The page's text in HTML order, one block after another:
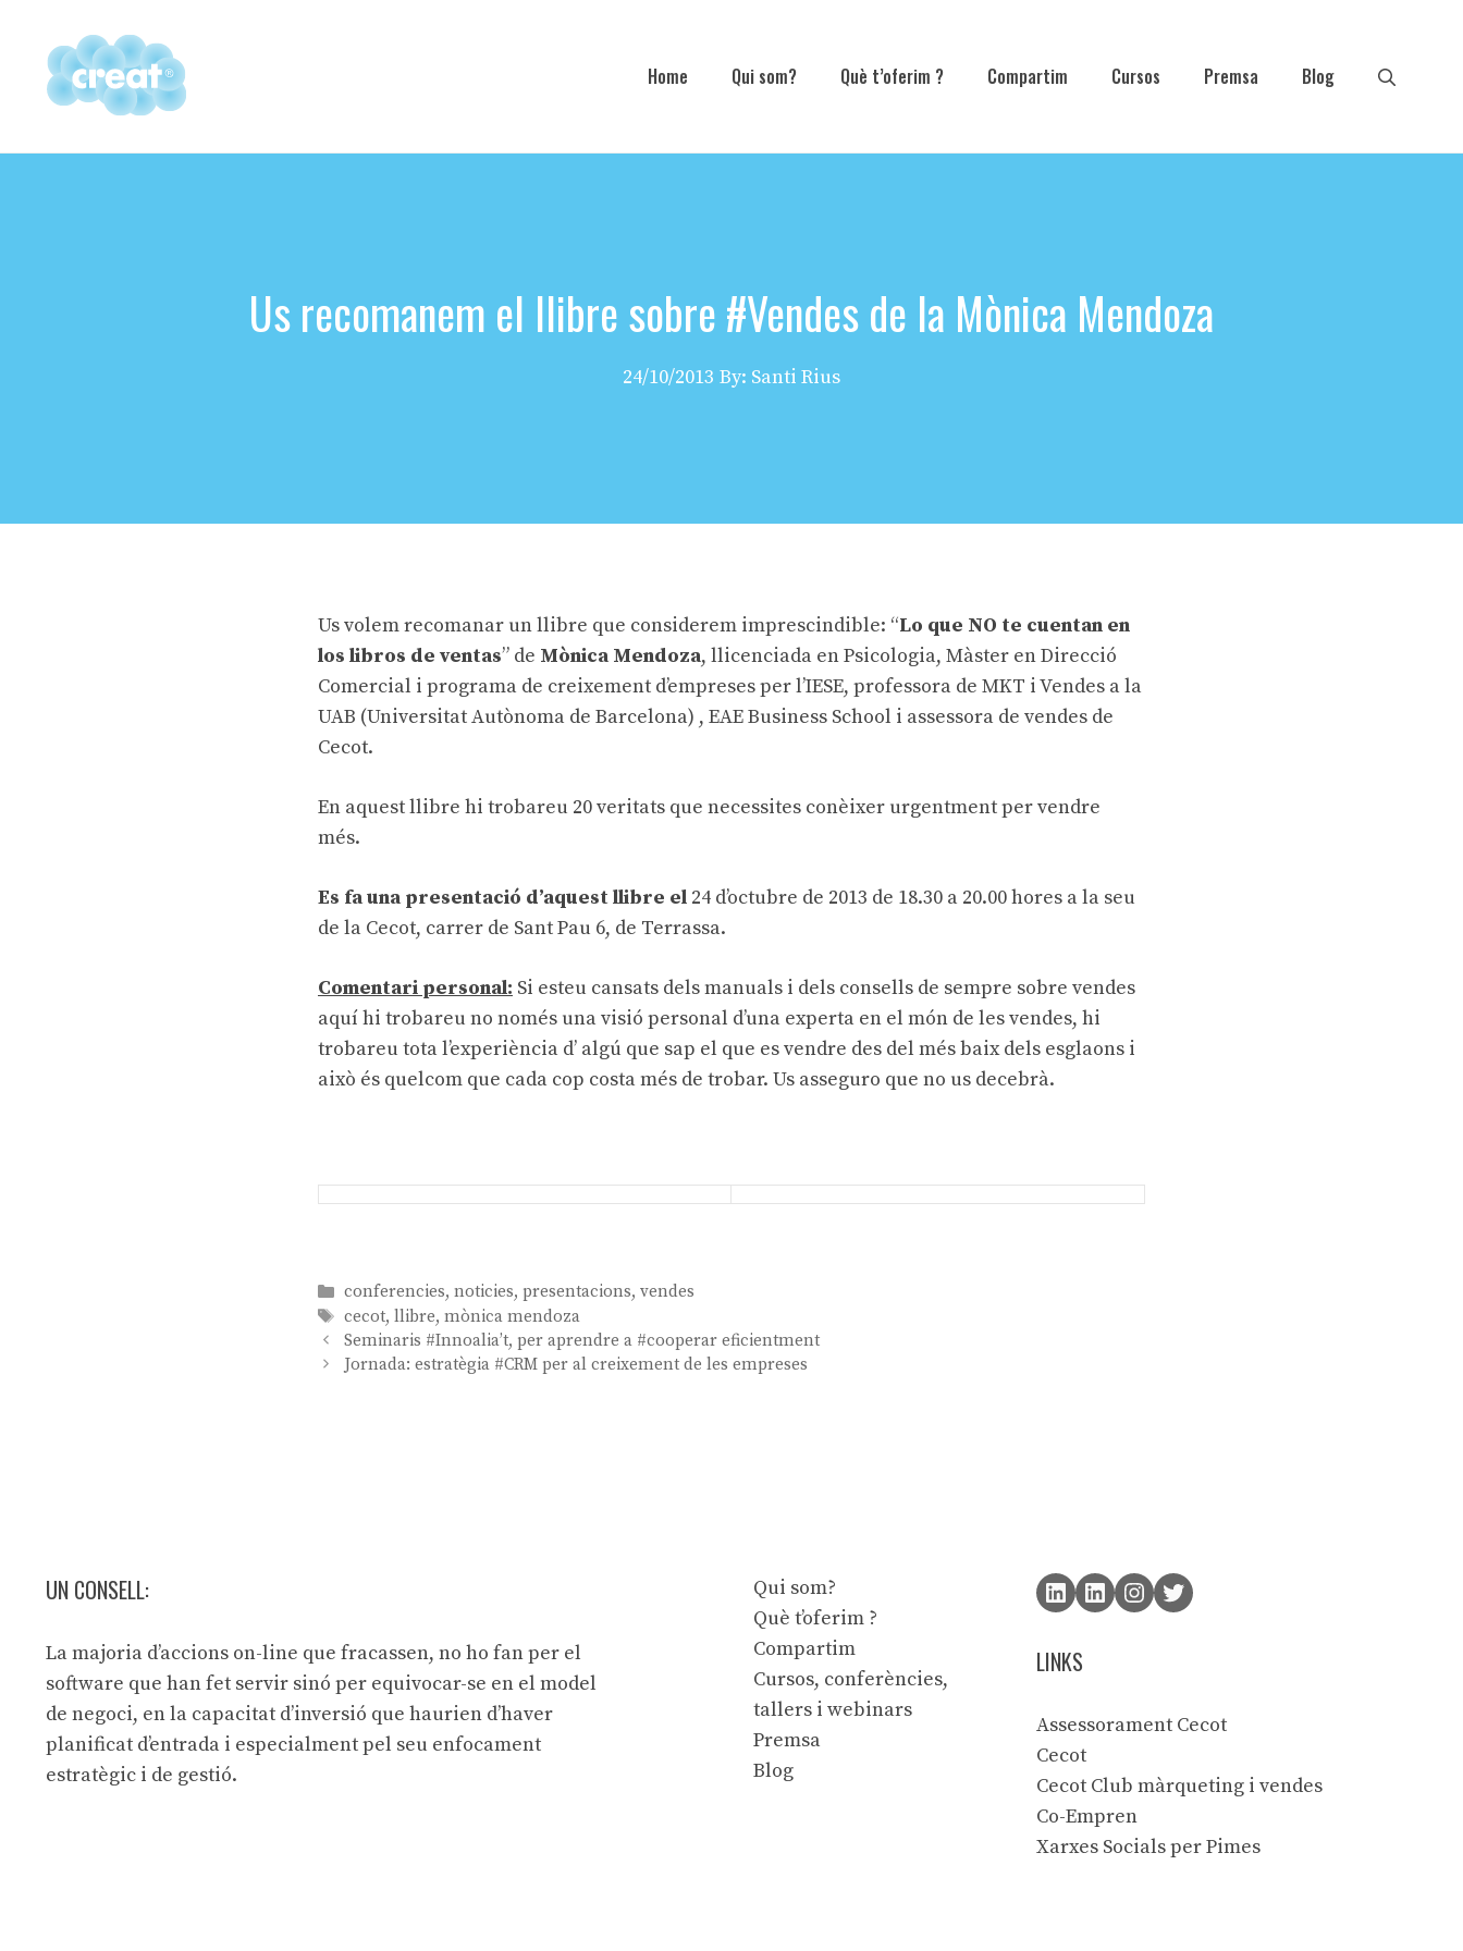
contingut
Home Qui som? Què t’oferim ? Compartim Cursos Premsa Blog
Us recomanem el llibre sobre #Vendes de la Mònica Mendoza
24/10/2013 By: Santi Rius
Us volem recomanar un llibre que considerem imprescindible: “Lo que NO te cuentan en
los libros de ventas” de Mònica Mendoza, llicenciada en Psicologia, Màster en Direcció
Comercial i programa de creixement d’empreses per l’IESE, professora de MKT i Vendes a la
UAB (Universitat Autònoma de Barcelona) , EAE Business School i assessora de vendes de
Cecot.
En aquest llibre hi trobareu 20 veritats que necessites conèixer urgentment per vendre
més.
Es fa una presentació d’aquest llibre el 24 d’octubre de 2013 de 18.30 a 20.00 hores a la seu
de la Cecot, carrer de Sant Pau 6, de Terrassa.
Comentari personal: Si esteu cansats dels manuals i dels consells de sempre sobre vendes
aquí hi trobareu no només una visió personal d’una experta en el món de les vendes, hi
trobareu tota l’experiència d’ algú que sap el que es vendre des del més baix dels esglaons i
això és quelcom que cada cop costa més de trobar. Us asseguro que no us decebrà.
Categories
conferencies,noticies, presentacions,vendes
Etiquetes
cecot,llibre,mònica mendoza
Navegació
per
Seminaris #Innoalia’t, per aprendre a #cooperar eficientment
Jornada: estratègia #CRM per al creixement de les empreses
UN CONSELL:
La majoria d’accions on-line que fracassen, no ho fan per el
software que han fet servir sinó per equivocar-se en el model
de negoci, en la capacitat d’inversió que haurien d’haver
planificat d’entrada i especialment pel seu enfocament
estratègic i de gestió.
Qui som?
Què t’oferim ?
Compartim
Cursos, conferències,
tallers i webinars
Premsa
Blog
LINKS
Assessorament Cecot
Cecot
Cecot Club màrqueting i vendes
Co-Empren
Xarxes Socials per Pimes